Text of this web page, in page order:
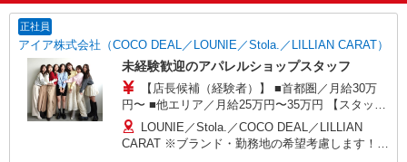
正社員
アイア株式会社（COCO DEAL／LOUNIE／Stola.／LILLIAN CARAT）
未経験歓迎のアパレルショップスタッフ
【店長候補（経験者）】 ■首都圏／月給30万
円〜 ■他エリア／月給25万円〜35万円 【スタッ
フ】 ■首都圏／月給24万3,800円〜40万円 ■大阪／
月給23万3,500円〜35万円 ■京都、兵庫、愛知、岐
阜、福岡／月給22万7,800円〜35万円 ■他エリア／
LOUNIE／Stola.／COCO DEAL／LILLIAN
CARAT ※ブランド・勤務地の希望考慮します！※